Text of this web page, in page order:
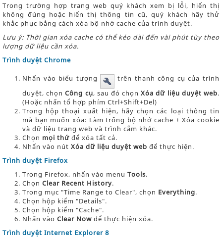
Trong trường hợp trang web quý khách xem bị lỗi, hiển thị
không đúng hoặc hiển thị thông tin cũ, quý khách hãy thử
khắc phục bằng cách xóa bộ nhớ cache của trình duyệt.
Lưu ý: Thời gian xóa cache có thể kéo dài đến vài phút tùy theo
lượng dữ liệu cần xóa.
Trình duyệt Chrome
Nhấn vào biểu tượng
trên thanh công cụ của trình
duyệt, chọnCông cụ, sau đó chọnXóa dữ liệu duyệt web.
(Hoặc nhấn tổ hợp phím Ctrl+Shift+Del)
Trong hộp thoại xuất hiện, hãy chọn các loại thông tin
mà bạn muốn xóa: Làm trống bộ nhớ cache + Xóa cookie
và dữ liệu trang web và trình cắm khác.
Chọn mọi thứ để xóa tất cả.
Nhấn vào nút Xóa dữ liệu duyệt web để thực hiện.
Trình duyệt Firefox
Trong Firefox, nhấn vào menu Tools.
Chọn Clear Recent History.
Trong mục "Time Range to Clear", chọn Everything.
Chọn hộp kiểm "Details".
Chọn hộp kiểm "Cache".
Nhấn vào Clear Now để thực hiện xóa.
Trình duyệt Internet Explorer 8